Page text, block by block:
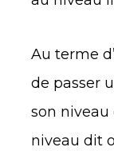
Au terme
de passer
son niveau
niveau dit